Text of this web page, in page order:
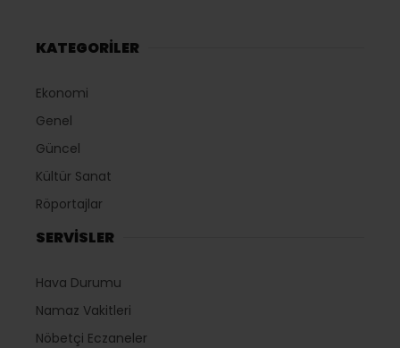
KATEGORİLER
Ekonomi
Genel
Güncel
Kültür Sanat
Röportajlar
SERVİSLER
Hava Durumu
Namaz Vakitleri
Nöbetçi Eczaneler